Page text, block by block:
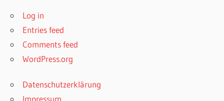
Log in
Entries feed
Comments feed
WordPress.org
Datenschutzerklärung
Impressum